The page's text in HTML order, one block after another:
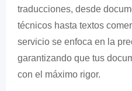
traducciones, desde
técnicos hasta textos
servicio se enfoca en la
garantizando que tus
con el máximo rigor.